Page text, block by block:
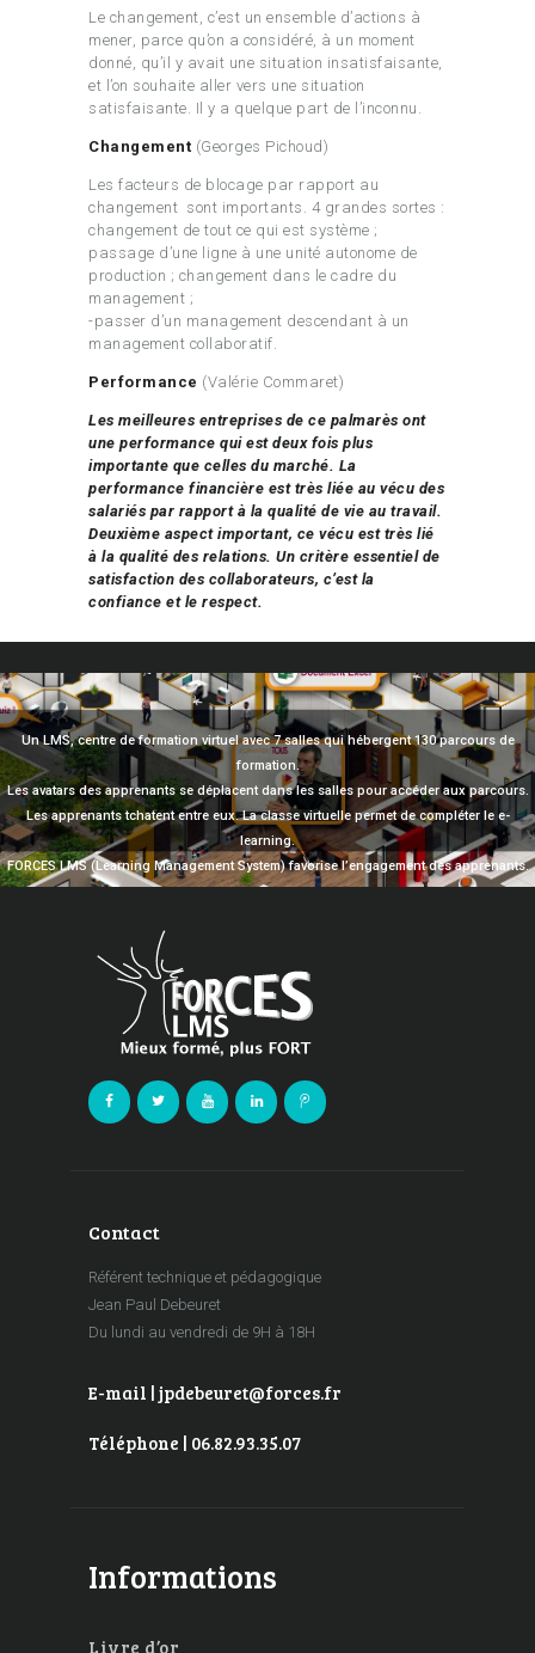
Le changement, c’est un ensemble d’actions à
mener, parce qu’on a considéré, à un moment
donné, qu’il y avait une situation insatisfaisante,
et l’on souhaite aller vers une situation
satisfaisante. Il y a quelque part de l’inconnu.
Changement (Georges Pichoud)
Les facteurs de blocage par rapport au
changement sont importants. 4 grandes sortes :
changement de tout ce qui est système ;
passage d’une ligne à une unité autonome de
production ; changement dans le cadre du
management ;
-passer d’un management descendant à un
management collaboratif.
Performance (Valérie Commaret)
Les meilleures entreprises de ce palmarès ont
une performance qui est deux fois plus
importante que celles du marché. La
performance financière est très liée au vécu des
salariés par rapport à la qualité de vie au travail.
Deuxième aspect important, ce vécu est très lié
à la qualité des relations. Un critère essentiel de
satisfaction des collaborateurs, c’est la
confiance et le respect.
Un LMS, centre de formation virtuel avec 7 salles qui hébergent 130 parcours de
formation.
Les avatars des apprenants se déplacent dans les salles pour accéder aux parcours.
Les apprenants tchatent entre eux. La classe virtuelle permet de compléter le e-
learning.
FORCES LMS (Learning Management System) favorise l’engagement des apprenants.
Contact
Référent technique et pédagogique
Jean Paul Debeuret
Du lundi au vendredi de 9H à 18H
E-mail | jpdebeuret@forces.fr
Téléphone | 06.82.93.35.07
Informations
Livre d’or